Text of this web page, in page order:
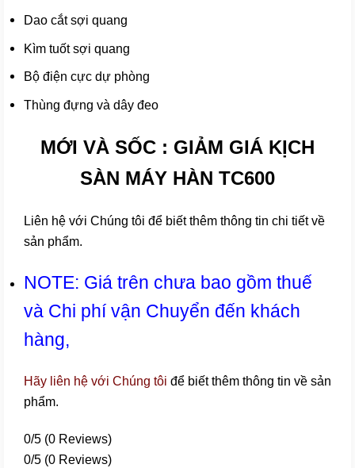
Dao cắt sợi quang
Kìm tuốt sợi quang
Bộ điện cực dự phòng
Thùng đựng và dây đeo
MỚI VÀ SỐC : GIẢM GIÁ KỊCH
SÀN MÁY HÀN TC600
Liên hệ với Chúng tôi để biết thêm thông tin chi tiết về
sản phẩm.
NOTE: Giá trên chưa bao gồm thuế
và Chi phí vận Chuyển đến khách
hàng,
Hãy liên hệ với Chúng tôi để biết thêm thông tin về sản
phẩm.
0/5 (0 Reviews)
0/5 (0 Reviews)